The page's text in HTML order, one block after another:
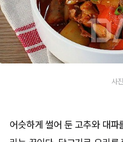
사
어슷하게 썰어 둔 고추와 대